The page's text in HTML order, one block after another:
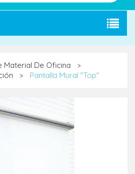
Material De Oficina >
> Pantalla Mural "Top"